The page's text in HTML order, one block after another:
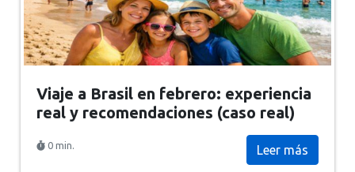
Viaje a Brasil en febrero: experiencia
real y recomendaciones (caso real)
0 min. Leer más